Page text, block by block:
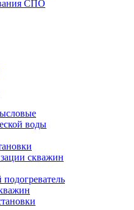
СПО
воды
скважин